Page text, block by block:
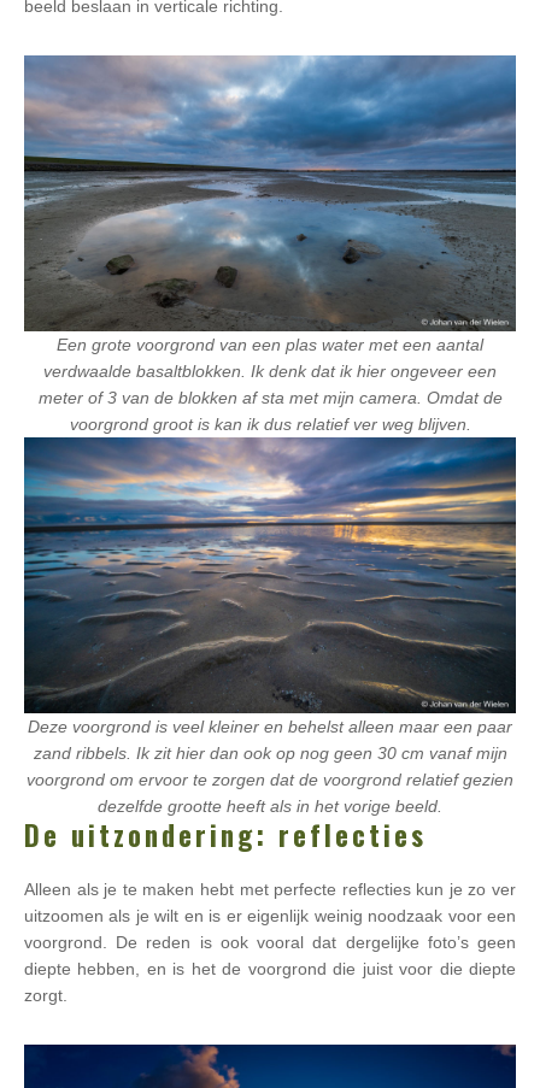
beeld beslaan in verticale richting.
Een grote voorgrond van een plas water met een aantal
verdwaalde basaltblokken. Ik denk dat ik hier ongeveer een
meter of 3 van de blokken af sta met mijn camera. Omdat de
voorgrond groot is kan ik dus relatief ver weg blijven.
Deze voorgrond is veel kleiner en behelst alleen maar een paar
zand ribbels. Ik zit hier dan ook op nog geen 30 cm vanaf mijn
voorgrond om ervoor te zorgen dat de voorgrond relatief gezien
dezelfde grootte heeft als in het vorige beeld.
De uitzondering: reflecties
Alleen als je te maken hebt met perfecte reflecties kun je zo ver
uitzoomen als je wilt en is er eigenlijk weinig noodzaak voor een
voorgrond. De reden is ook vooral dat dergelijke foto’s geen
diepte hebben, en is het de voorgrond die juist voor die diepte
zorgt.